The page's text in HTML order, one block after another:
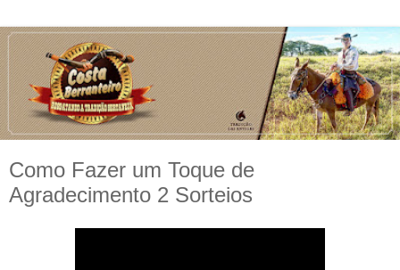
Como Fazer um Toque de
Agradecimento 2 Sorteios